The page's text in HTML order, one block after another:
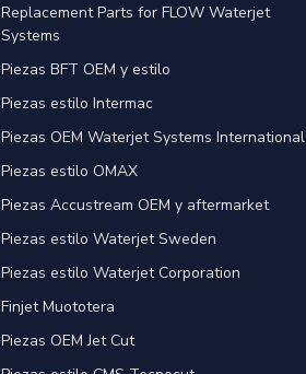
Replacement Parts for FLOW Waterjet
Systems
Piezas BFT OEM y estilo
Piezas estilo Intermac
Piezas OEM Waterjet Systems International
Piezas estilo OMAX
Piezas Accustream OEM y aftermarket
Piezas estilo Waterjet Sweden
Piezas estilo Waterjet Corporation
Finjet Muototera
Piezas OEM Jet Cut